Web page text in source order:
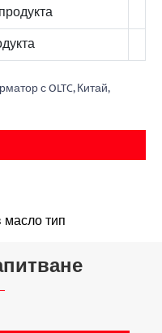
с OLTC, Китай,
тип